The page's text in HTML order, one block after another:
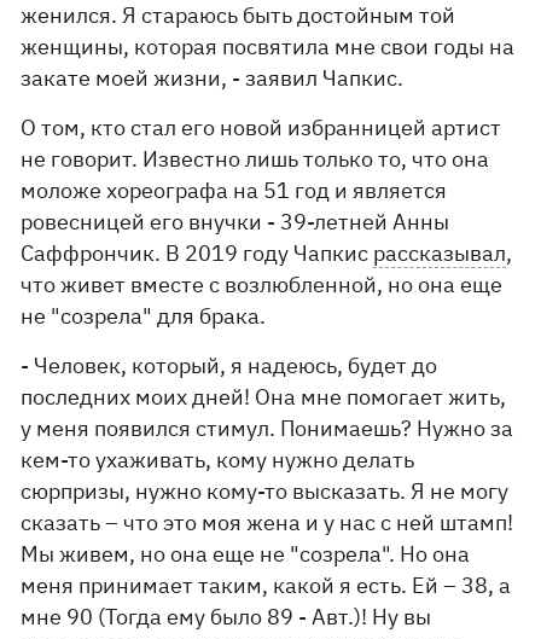
женился. Я стараюсь быть достойным той
женщины, которая посвятила мне свои годы на
закате моей жизни, - заявил Чапкис.
О том, кто стал его новой избранницей артист
не говорит. Известно лишь только то, что она
моложе хореографа на 51 год и является
ровесницей его внучки - 39-летней Анны
Саффрончик. В 2019 году Чапкис рассказывал,
что живет вместе с возлюбленной, но она еще
не "созрела" для брака.
- Человек, который, я надеюсь, будет до
последних моих дней! Она мне помогает жить,
у меня появился стимул. Понимаешь? Нужно за
кем-то ухаживать, кому нужно делать
сюрпризы, нужно кому-то высказать. Я не могу
сказать – что это моя жена и у нас с ней штамп!
Мы живем, но она еще не "созрела". Но она
меня принимает таким, какой я есть. Ей – 38, а
мне 90 (Тогда ему было 89 - Авт.)! Ну вы